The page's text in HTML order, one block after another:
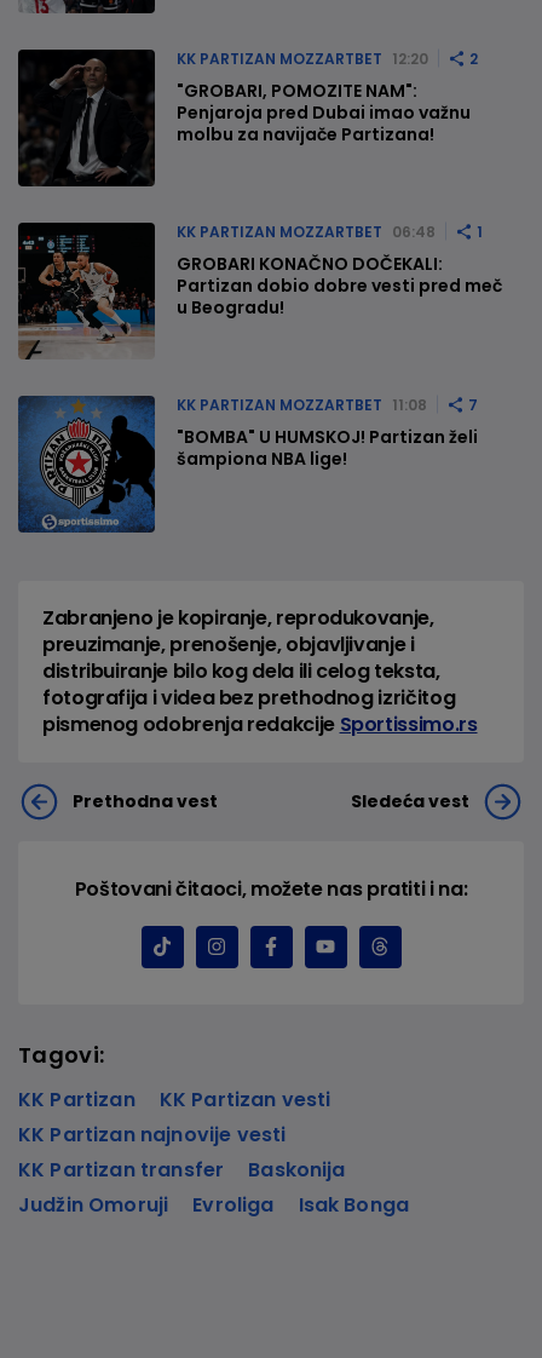
KK PARTIZAN MOZZARTBET 12:20 2
"GROBARI, POMOZITE NAM":
Penjaroja pred Dubai imao važnu
molbu za navijače Partizana!
KK PARTIZAN MOZZARTBET 06:48 1
GROBARI KONAČNO DOČEKALI:
Partizan dobio dobre vesti pred meč
u Beogradu!
KK PARTIZAN MOZZARTBET 11:08 7
"BOMBA" U HUMSKOJ! Partizan želi
šampiona NBA lige!
Zabranjeno je kopiranje, reprodukovanje,
preuzimanje, prenošenje, objavljivanje i
distribuiranje bilo kog dela ili celog teksta,
fotografija i videa bez prethodnog izričitog
pismenog odobrenja redakcije Sportissimo.rs
Prethodna vest Sledeća vest
Poštovani čitaoci, možete nas pratiti i na:
Tagovi:
KK Partizan
KK Partizan vesti
KK Partizan najnovije vesti
KK Partizan transfer
Baskonija
Judžin Omoruji
Evroliga Isak Bonga